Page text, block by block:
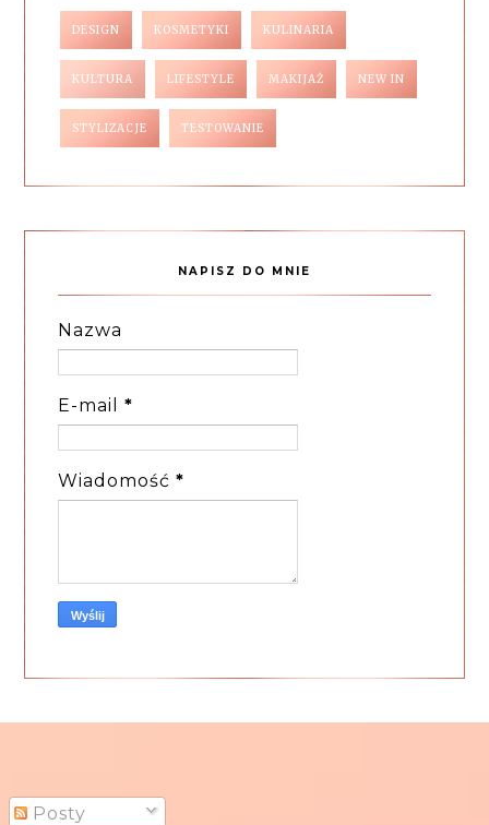
DESIGN KOSMETYKI KULINARIA
KULTURA LIFESTYLE MAKIJAŻ NEW IN
STYLIZACJE TESTOWANIE
NAPISZ DO MNIE
Nazwa
E-mail*
Wiadomość*
Posty